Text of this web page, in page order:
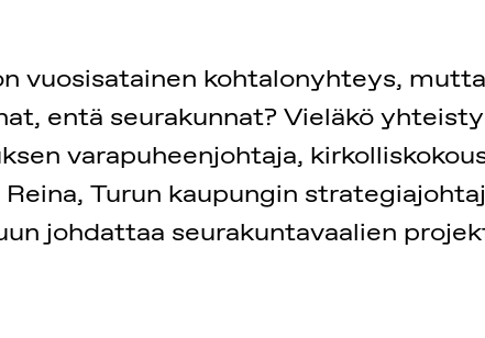
vuosisatainen kohtalonyhteys,
entä seurakunnat? Vieläkö
varapuheenjohtaja,
Turun kaupungin
johdattaa seurakuntavaalien